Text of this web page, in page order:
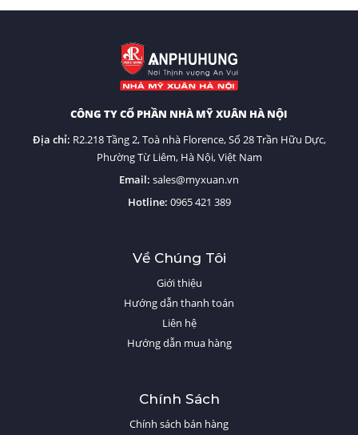
CÔNG TY CỔ PHẦN NHÀ MỸ XUÂN HÀ NỘI
Địa chỉ: R2.218 Tầng 2, Toà nhà Florence, Số 28 Trần Hữu Dực,
Phường Từ Liêm, Hà Nội, Việt Nam
Email: sales@myxuan.vn
Hotline: 0965 421 389
Về Chúng Tôi
Giới thiệu
Hướng dẫn thanh toán
Liên hệ
Hướng dẫn mua hàng
Chính Sách
Chính sách bán hàng